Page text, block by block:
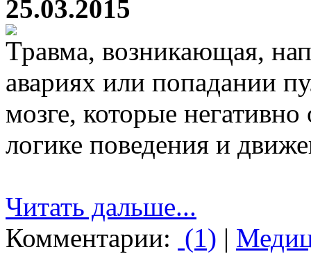
25.03.2015
Травма, возникающая,
авариях или попадании
мозге, которые
логике поведения и
Читать дальше...
Комментарии: (1) |